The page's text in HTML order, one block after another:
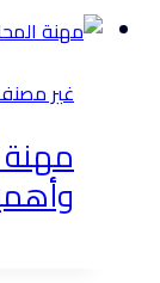
غير
مهنة